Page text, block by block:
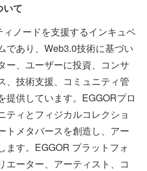
いて
ノードを支援するインキュベ
であり、Web3.0技術に基づい
ー、ユーザーに投資、コンサ
、技術支援、コミュニティ管
提供しています。EGGORプロ
ティとフィジカルコレクショ
トメタバースを創造し、アー
ます。EGGOR プラットフォ
エーター、アーティスト、コ